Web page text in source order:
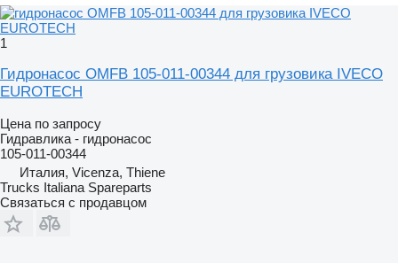
1
Гидронасос OMFB 105-011-00344 для грузовика IVECO
EUROTECH
Цена по запросу
Гидравлика - гидронасос
105-011-00344
Италия, Vicenza, Thiene
Trucks Italiana Spareparts
Связаться с продавцом